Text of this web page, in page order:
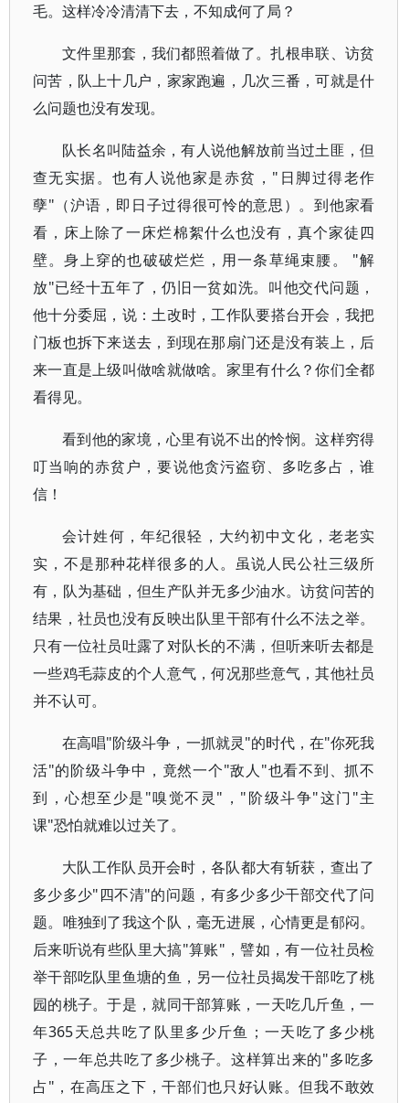
毛。这样冷冷清清下去，不知成何了局？
文件里那套，我们都照着做了。扎根串联、访贫
问苦，队上十几户，家家跑遍，几次三番，可就是什
么问题也没有发现。
队长名叫陆益余，有人说他解放前当过土匪，但
查无实据。也有人说他家是赤贫，"日脚过得老作
孽"（沪语，即日子过得很可怜的意思）。到他家看
看，床上除了一床烂棉絮什么也没有，真个家徒四
壁。身上穿的也破破烂烂，用一条草绳束腰。 "解
放"已经十五年了，仍旧一贫如洗。叫他交代问题，
他十分委屈，说：土改时，工作队要搭台开会，我把
门板也拆下来送去，到现在那扇门还是没有装上，后
来一直是上级叫做啥就做啥。家里有什么？你们全都
看得见。
看到他的家境，心里有说不出的怜悯。这样穷得
叮当响的赤贫户，要说他贪污盗窃、多吃多占，谁
信！
会计姓何，年纪很轻，大约初中文化，老老实
实，不是那种花样很多的人。虽说人民公社三级所
有，队为基础，但生产队并无多少油水。访贫问苦的
结果，社员也没有反映出队里干部有什么不法之举。
只有一位社员吐露了对队长的不满，但听来听去都是
一些鸡毛蒜皮的个人意气，何况那些意气，其他社员
并不认可。
在高唱"阶级斗争，一抓就灵"的时代，在"你死我
活"的阶级斗争中，竟然一个"敌人"也看不到、抓不
到，心想至少是"嗅觉不灵"，"阶级斗争"这门"主
课"恐怕就难以过关了。
大队工作队员开会时，各队都大有斩获，查出了
多少多少"四不清"的问题，有多少多少干部交代了问
题。唯独到了我这个队，毫无进展，心情更是郁闷。
后来听说有些队里大搞"算账"，譬如，有一位社员检
举干部吃队里鱼塘的鱼，另一位社员揭发干部吃了桃
园的桃子。于是，就同干部算账，一天吃几斤鱼，一
年365天总共吃了队里多少斤鱼；一天吃了多少桃
子，一年总共吃了多少桃子。这样算出来的"多吃多
占"，在高压之下，干部们也只好认账。但我不敢效